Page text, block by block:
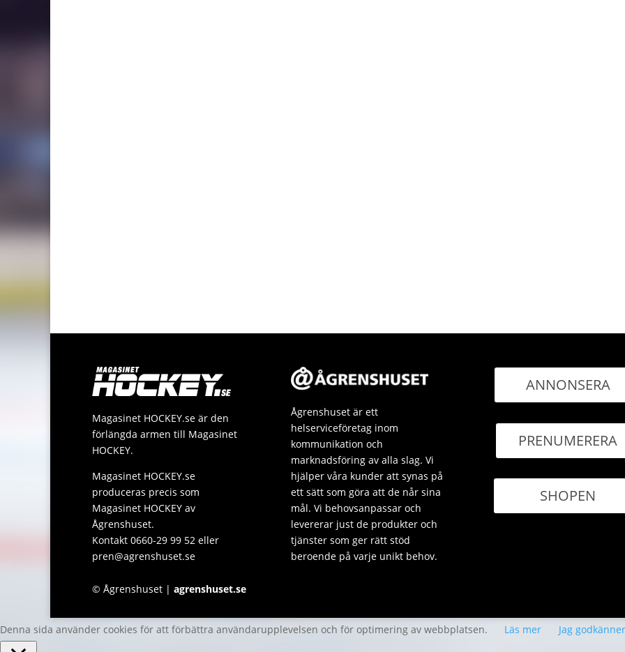
Magasinet HOCKEY.se är den
förlängda armen till Magasinet
HOCKEY.
Magasinet HOCKEY.se
produceras precis som
Magasinet HOCKEY av
Ågrenshuset.
Kontakt 0660-29 99 52 eller
pren@agrenshuset.se
Ågrenshuset är ett
helserviceföretag inom
kommunikation och
marknadsföring av alla slag. Vi
hjälper våra kunder att synas på
ett sätt som göra att de når sina
mål. Vi behovsanpassar och
levererar just de produkter och
tjänster som ger rätt stöd
beroende på varje unikt behov.
ANNONSERA
PRENUMERERA
SHOPEN
© Ågrenshuset | agrenshuset.se
Denna sida använder cookies för att förbättra användarupplevelsen och för optimering av webbplatsen. Läs mer Jag godkänner